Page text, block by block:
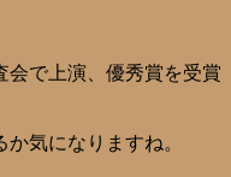
会で上演、優秀賞を受賞
気になりますね。